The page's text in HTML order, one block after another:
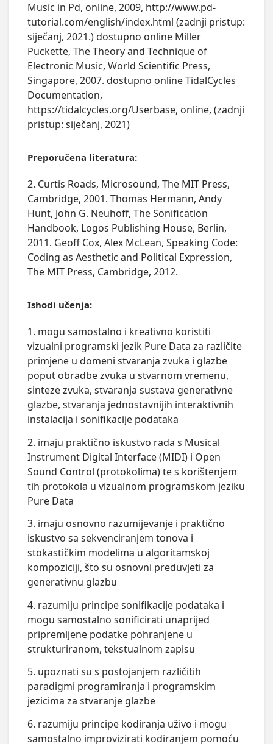
Music in Pd, online, 2009, http://www.pd-
tutorial.com/english/index.html (zadnji pristup:
siječanj, 2021.) dostupno online Miller
Puckette, The Theory and Technique of
Electronic Music, World Scientific Press,
Singapore, 2007. dostupno online TidalCycles
Documentation,
https://tidalcycles.org/Userbase, online, (zadnji
pristup: siječanj, 2021)
Preporučena literatura:
2. Curtis Roads, Microsound, The MIT Press,
Cambridge, 2001. Thomas Hermann, Andy
Hunt, John G. Neuhoff, The Sonification
Handbook, Logos Publishing House, Berlin,
2011. Geoff Cox, Alex McLean, Speaking Code:
Coding as Aesthetic and Political Expression,
The MIT Press, Cambridge, 2012.
Ishodi učenja:
1. mogu samostalno i kreativno koristiti
vizualni programski jezik Pure Data za različite
primjene u domeni stvaranja zvuka i glazbe
poput obradbe zvuka u stvarnom vremenu,
sinteze zvuka, stvaranja sustava generativne
glazbe, stvaranja jednostavnijih interaktivnih
instalacija i sonifikacije podataka
2. imaju praktično iskustvo rada s Musical
Instrument Digital Interface (MIDI) i Open
Sound Control (protokolima) te s korištenjem
tih protokola u vizualnom programskom jeziku
Pure Data
3. imaju osnovno razumijevanje i praktično
iskustvo sa sekvenciranjem tonova i
stokastičkim modelima u algoritamskoj
kompoziciji, što su osnovni preduvjeti za
generativnu glazbu
4. razumiju principe sonifikacije podataka i
mogu samostalno sonificirati unaprijed
pripremljene podatke pohranjene u
strukturiranom, tekstualnom zapisu
5. upoznati su s postojanjem različitih
paradigmi programiranja i programskim
jezicima za stvaranje glazbe
6. razumiju principe kodiranja uživo i mogu
samostalno improvizirati kodiranjem pomoću